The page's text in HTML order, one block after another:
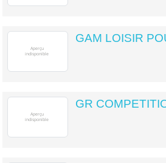
GAM LOISIR
GR